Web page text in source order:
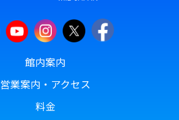
館内案内
営業案内・アクセス
料金